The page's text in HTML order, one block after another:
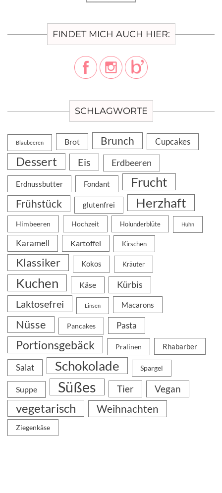
FINDET MICH AUCH HIER:
SCHLAGWORTE
Blaubeeren Brot Brunch Cupcakes
Dessert Eis Erdbeeren
Erdnussbutter Fondant Frucht
Frühstück glutenfrei Herzhaft
Himbeeren Hochzeit Holunderblüte Huhn
Karamell Kartoffel Kirschen
Klassiker Kokos Kräuter
Kuchen Käse Kürbis
Laktosefrei Linsen Macarons
Nüsse Pancakes Pasta
Portionsgebäck Pralinen Rhabarber
Salat Schokolade Spargel
Suppe Süßes Tier Vegan
vegetarisch Weihnachten
Ziegenkäse